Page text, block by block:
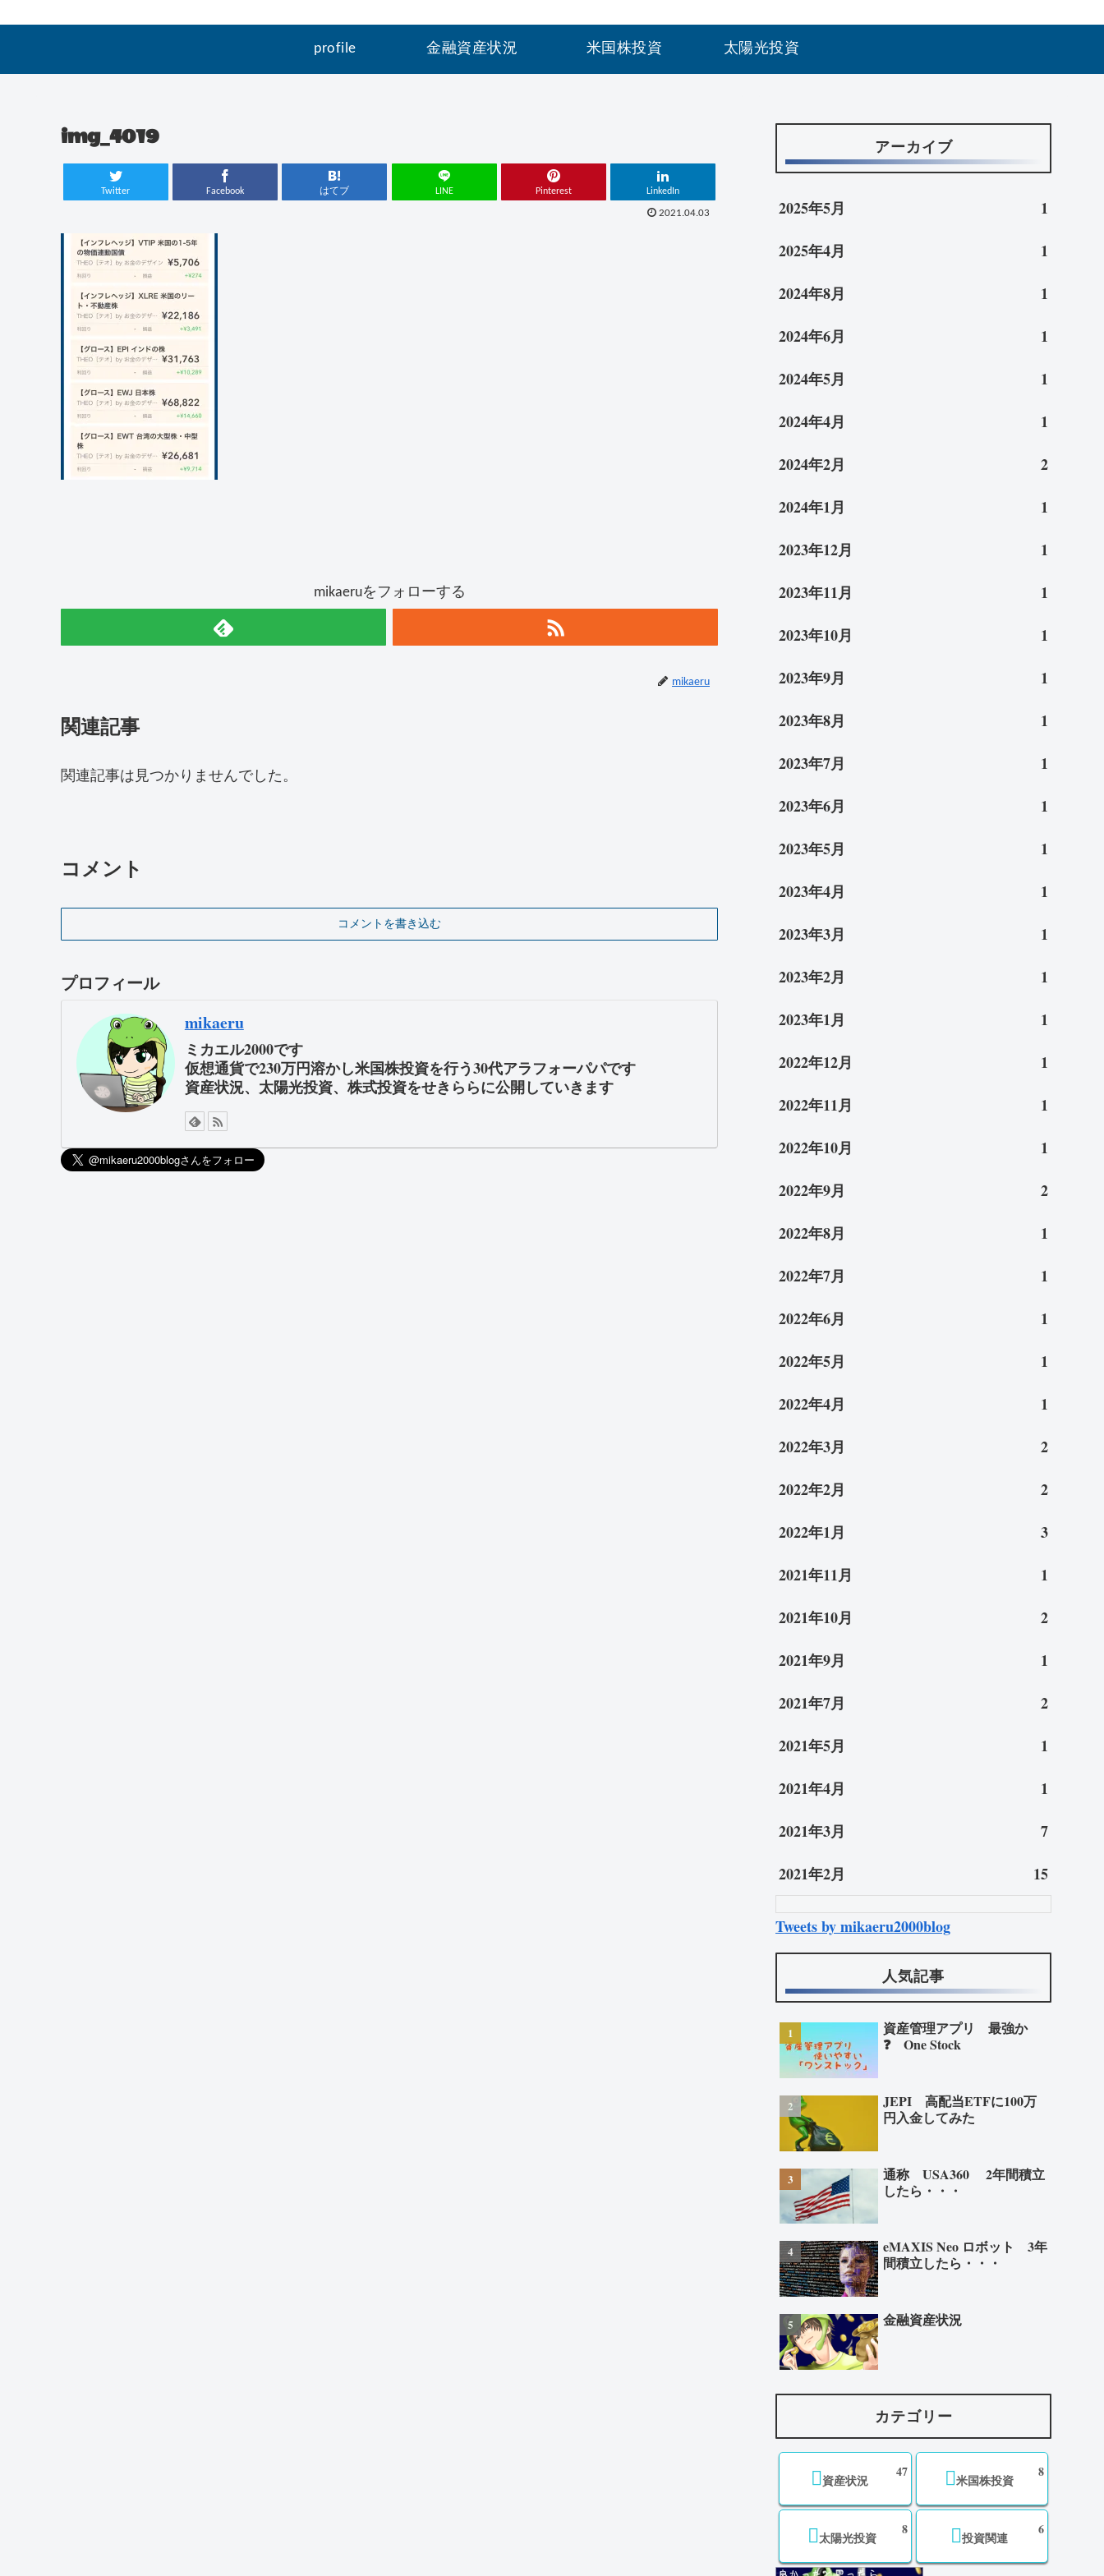
profile 金融資産状況 米国株投資 太陽光投資
img_4019
Twitter Facebook はてブ LINE Pinterest LinkedIn
2021.04.03
mikaeruをフォローする
mikaeru
関連記事
関連記事は見つかりませんでした。
コメント
コメントを書き込む
プロフィール
mikaeru
ミカエル2000です
仮想通貨で230万円溶かし米国株投資を行う30代アラフォーパパです
資産状況、太陽光投資、株式投資をせきららに公開していきます
アーカイブ
2025年5月
1
2025年4月
1
2024年8月
1
2024年6月
1
2024年5月
1
2024年4月
1
2024年2月
2
2024年1月
1
2023年12月
1
2023年11月
1
2023年10月
1
2023年9月
1
2023年8月
1
2023年7月
1
2023年6月
1
2023年5月
1
2023年4月
1
2023年3月
1
2023年2月
1
2023年1月
1
2022年12月
1
2022年11月
1
2022年10月
1
2022年9月
2
2022年8月
1
2022年7月
1
2022年6月
1
2022年5月
1
2022年4月
1
2022年3月
2
2022年2月
2
2022年1月
3
2021年11月
1
2021年10月
2
2021年9月
1
2021年7月
2
2021年5月
1
2021年4月
1
2021年3月
7
2021年2月
15
Tweets by mikaeru2000blog
人気記事
資産管理アプリ 最強か
❓ One Stock
JEPI 高配当ETFに100万
円入金してみた
通称 USA360 2年間積立
したら・・・
eMAXIS Neo ロボット 3年
間積立したら・・・
金融資産状況
カテゴリー
資産状況
47
米国株投資
8
太陽光投資
8
投資関連
6